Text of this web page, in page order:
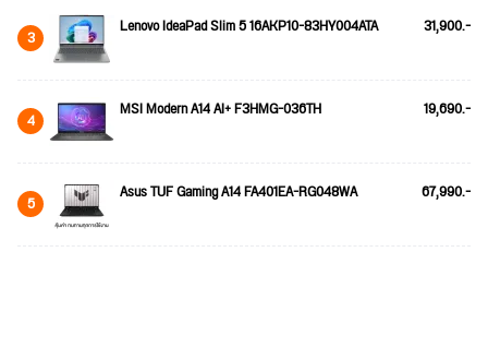
3 Lenovo IdeaPad Slim 5 16AKP10-83HY004ATA 31,900.-
4 MSI Modern A14 AI+ F3HMG-036TH 19,690.-
5 Asus TUF Gaming A14 FA401EA-RG048WA 67,990.-